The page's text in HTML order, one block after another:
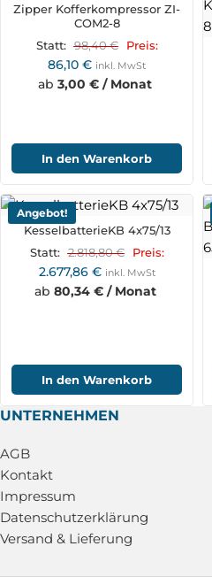
Zipper Kofferkompressor ZI-
COM2-8
Statt: 98,40€ Preis:
86,10 € inkl. MwSt
ab 3,00 € / Monat
In den Warenkorb
Angebot!
KesselbatterieKB 4x75/13
Statt: 2.818,80€ Preis:
2.677,86 € inkl. MwSt
ab 80,34 € / Monat
In den Warenkorb
UNTERNEHMEN
AGB
Kontakt
Impressum
Datenschutzerklärung
Versand & Lieferung